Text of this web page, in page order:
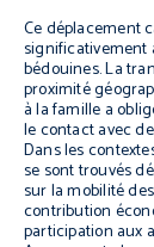
Ce déplacement
significativement
bédouines. La
proximité
à la famille a
le contact avec
Dans les
se sont trouvés
sur la mobilité
contribution
participation aux